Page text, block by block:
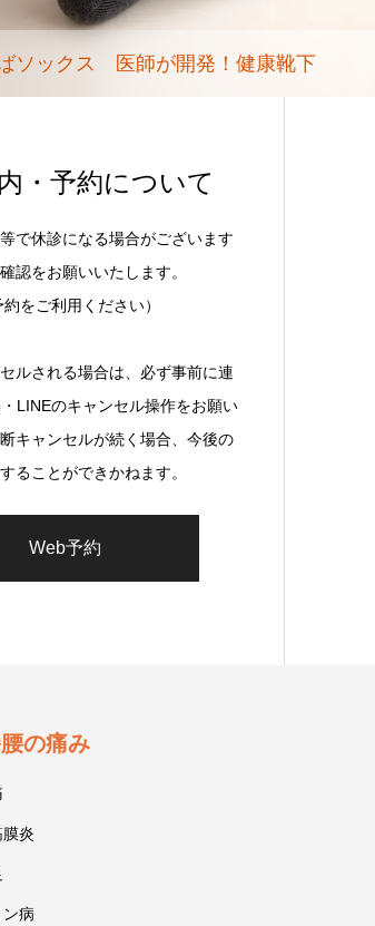
ソックス 医師が開発！健康靴下
・予約について
で休診になる場合がございます
認をお願いいたします。
約をご利用ください）
ルされる場合は、必ず事前に連
LINEのキャンセル操作をお願い
キャンセルが続く場合、今後の
ることができかねます。
Web予約
の痛み
膜炎
病